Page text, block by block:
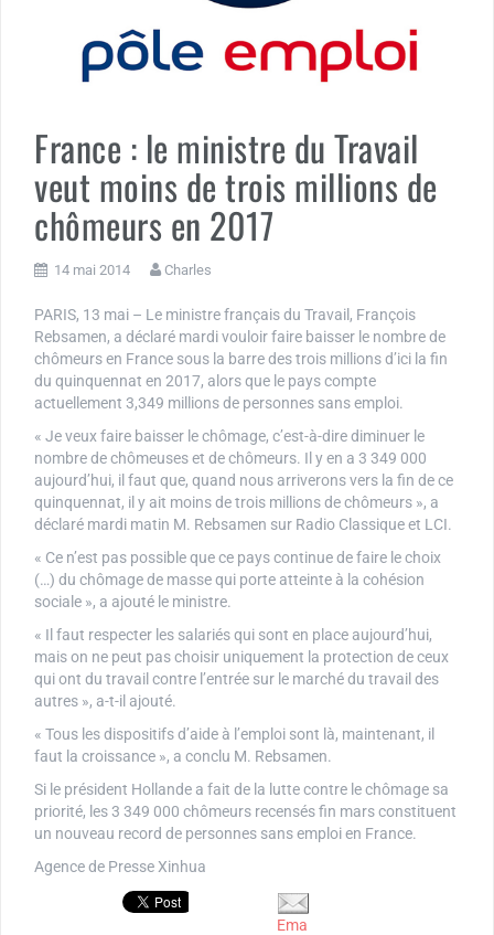
France : le ministre du Travail
veut moins de trois millions de
chômeurs en 2017
14 mai 2014 Charles
PARIS, 13 mai – Le ministre français du Travail, François
Rebsamen, a déclaré mardi vouloir faire baisser le nombre de
chômeurs en France sous la barre des trois millions d’ici la fin
du quinquennat en 2017, alors que le pays compte
actuellement 3,349 millions de personnes sans emploi.
« Je veux faire baisser le chômage, c’est-à-dire diminuer le
nombre de chômeuses et de chômeurs. Il y en a 3 349 000
aujourd’hui, il faut que, quand nous arriverons vers la fin de ce
quinquennat, il y ait moins de trois millions de chômeurs », a
déclaré mardi matin M. Rebsamen sur Radio Classique et LCI.
« Ce n’est pas possible que ce pays continue de faire le choix
(…) du chômage de masse qui porte atteinte à la cohésion
sociale », a ajouté le ministre.
« Il faut respecter les salariés qui sont en place aujourd’hui,
mais on ne peut pas choisir uniquement la protection de ceux
qui ont du travail contre l’entrée sur le marché du travail des
autres », a-t-il ajouté.
« Tous les dispositifs d’aide à l’emploi sont là, maintenant, il
faut la croissance », a conclu M. Rebsamen.
Si le président Hollande a fait de la lutte contre le chômage sa
priorité, les 3 349 000 chômeurs recensés fin mars constituent
un nouveau record de personnes sans emploi en France.
Agence de Presse Xinhua
Ema